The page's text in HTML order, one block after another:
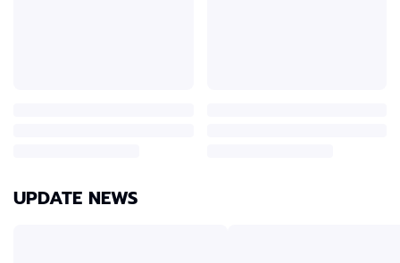
UPDATE NEWS